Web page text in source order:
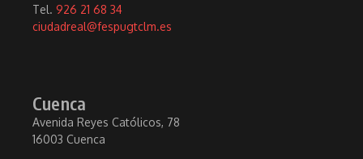
Tel. 926 21 68 34
ciudadreal@fespugtclm.es
Cuenca
Avenida Reyes Católicos, 78
16003 Cuenca